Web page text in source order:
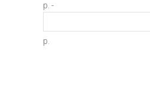
р. -
р.